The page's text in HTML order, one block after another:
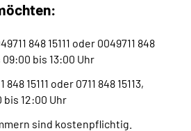
848 15111 oder 0049711 848
09:00 bis 13:00 Uhr
15111 oder 0711 848 15113,
12:00 Uhr
sind kostenpflichtig.